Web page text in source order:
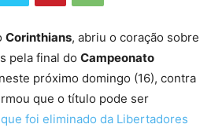
Corinthians, abriu o coração sobre
pela final do Campeonato
próximo domingo (16), contra
que o título pode ser
que foi eliminado da Libertadores